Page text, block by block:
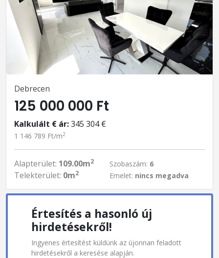
Debrecen
125 000 000 Ft
Kalkulált € ár:345 304 €
1 146 789 Ft/m2
Alapterület: 109.00m2
Telekterület: 0m2
Szobaszám: 6
Emelet: nincs megadva
Értesítés a hasonló új
hirdetésekről!
Ingyenes értesítést küldünk az újonnan feladott
hirdetésekről a keresése alapján.